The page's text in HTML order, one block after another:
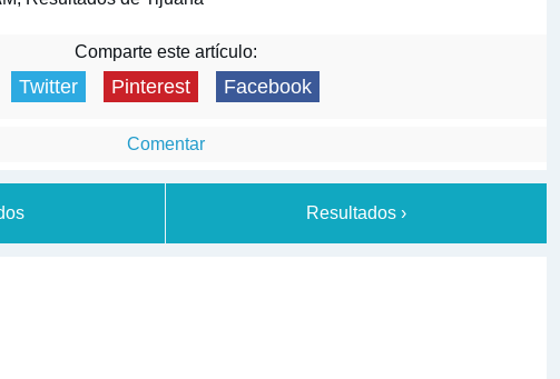
Comparte este artículo:
Twitter Pinterest Facebook
Comentar
Resultados ›